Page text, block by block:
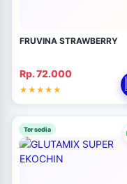
FRUVINA STRAWBERRY
Rp. 72.000
Tersedia